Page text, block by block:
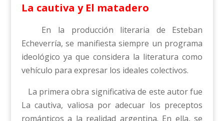
La cautiva y El matadero
En la producción literaria de Esteban
Echeverría, se manifiesta siempre un programa
ideológico ya que considera la literatura como
vehículo para expresar los ideales colectivos.
La primera obra significativa de este autor fue
La cautiva, valiosa por adecuar los preceptos
románticos a la realidad argentina. En ella, se